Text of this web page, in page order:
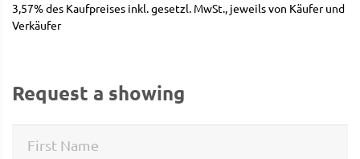
3,57% des Kaufpreises inkl. gesetzl. MwSt., jeweils von Käufer und
Verkäufer
Request a showing
First Name